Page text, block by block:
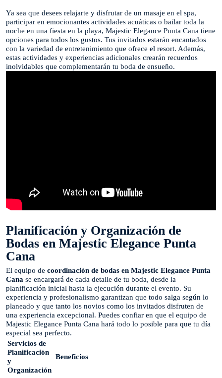
Ya sea que desees relajarte y disfrutar de un masaje en el spa,
participar en emocionantes actividades acuáticas o bailar toda la
noche en una fiesta en la playa, Majestic Elegance Punta Cana tiene
opciones para todos los gustos. Tus invitados estarán encantados
con la variedad de entretenimiento que ofrece el resort. Además,
estas actividades y experiencias adicionales crearán recuerdos
inolvidables que complementarán tu boda de ensueño.
Planificación y Organización de
Bodas en Majestic Elegance Punta
Cana
El equipo de coordinación de bodas en Majestic Elegance Punta
Cana se encargará de cada detalle de tu boda, desde la
planificación inicial hasta la ejecución durante el evento. Su
experiencia y profesionalismo garantizan que todo salga según lo
planeado y que tanto los novios como los invitados disfruten de
una experiencia excepcional. Puedes confiar en que el equipo de
Majestic Elegance Punta Cana hará todo lo posible para que tu día
especial sea perfecto.
Servicios de
Planificación
y
Organización
Beneficios